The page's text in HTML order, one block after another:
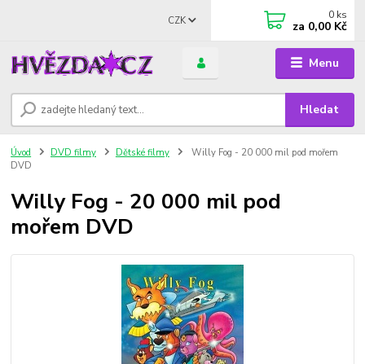
Menu
CZK
Hledat
0 ks
za 0,00 Kč
Úvod DVD filmy Dětské filmy
Willy Fog - 20 000 mil pod mořem
DVD
Willy Fog - 20 000 mil pod
mořem DVD